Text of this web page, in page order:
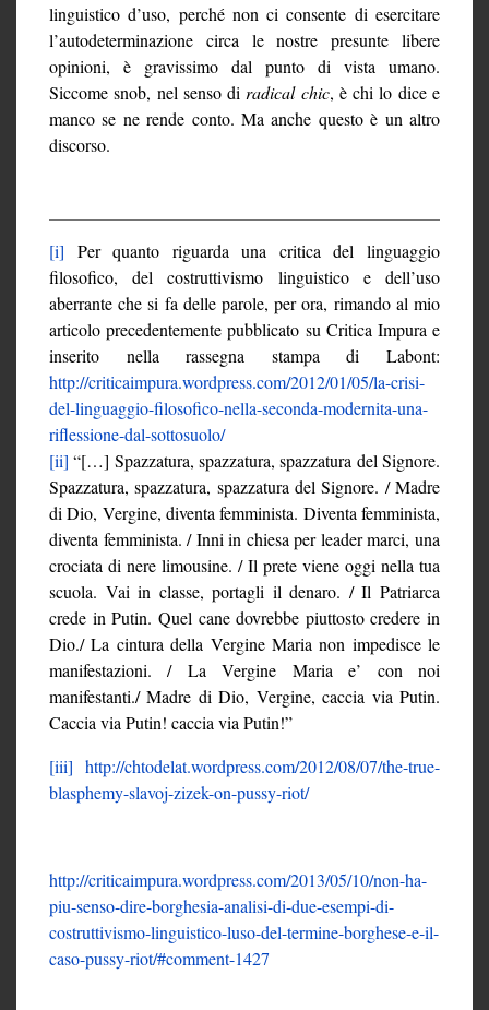
linguistico d’uso, perché non ci consente di esercitare
l’autodeterminazione circa le nostre presunte libere
opinioni, è gravissimo dal punto di vista umano.
Siccome snob, nel senso di radical chic, è chi lo dice e
manco se ne rende conto. Ma anche questo è un altro
discorso.
[i] Per quanto riguarda una critica del linguaggio
filosofico, del costruttivismo linguistico e dell’uso
aberrante che si fa delle parole, per ora, rimando al mio
articolo precedentemente pubblicato su Critica Impura e
inserito nella rassegna stampa di Labont:
http://criticaimpura.wordpress.com/2012/01/05/la-crisi-
del-linguaggio-filosofico-nella-seconda-modernita-una-
riflessione-dal-sottosuolo/
[ii] “[…] Spazzatura, spazzatura, spazzatura del Signore.
Spazzatura, spazzatura, spazzatura del Signore. / Madre
di Dio, Vergine, diventa femminista. Diventa femminista,
diventa femminista. / Inni in chiesa per leader marci, una
crociata di nere limousine. / Il prete viene oggi nella tua
scuola. Vai in classe, portagli il denaro. / Il Patriarca
crede in Putin. Quel cane dovrebbe piuttosto credere in
Dio./ La cintura della Vergine Maria non impedisce le
manifestazioni. / La Vergine Maria e’ con noi
manifestanti./ Madre di Dio, Vergine, caccia via Putin.
Caccia via Putin! caccia via Putin!”
[iii] http://chtodelat.wordpress.com/2012/08/07/the-true-
blasphemy-slavoj-zizek-on-pussy-riot/
http://criticaimpura.wordpress.com/2013/05/10/non-ha-
piu-senso-dire-borghesia-analisi-di-due-esempi-di-
costruttivismo-linguistico-luso-del-termine-borghese-e-il-
caso-pussy-riot/#comment-1427